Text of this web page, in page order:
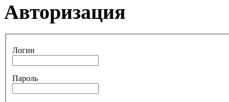
Авторизация
Логин
Пароль